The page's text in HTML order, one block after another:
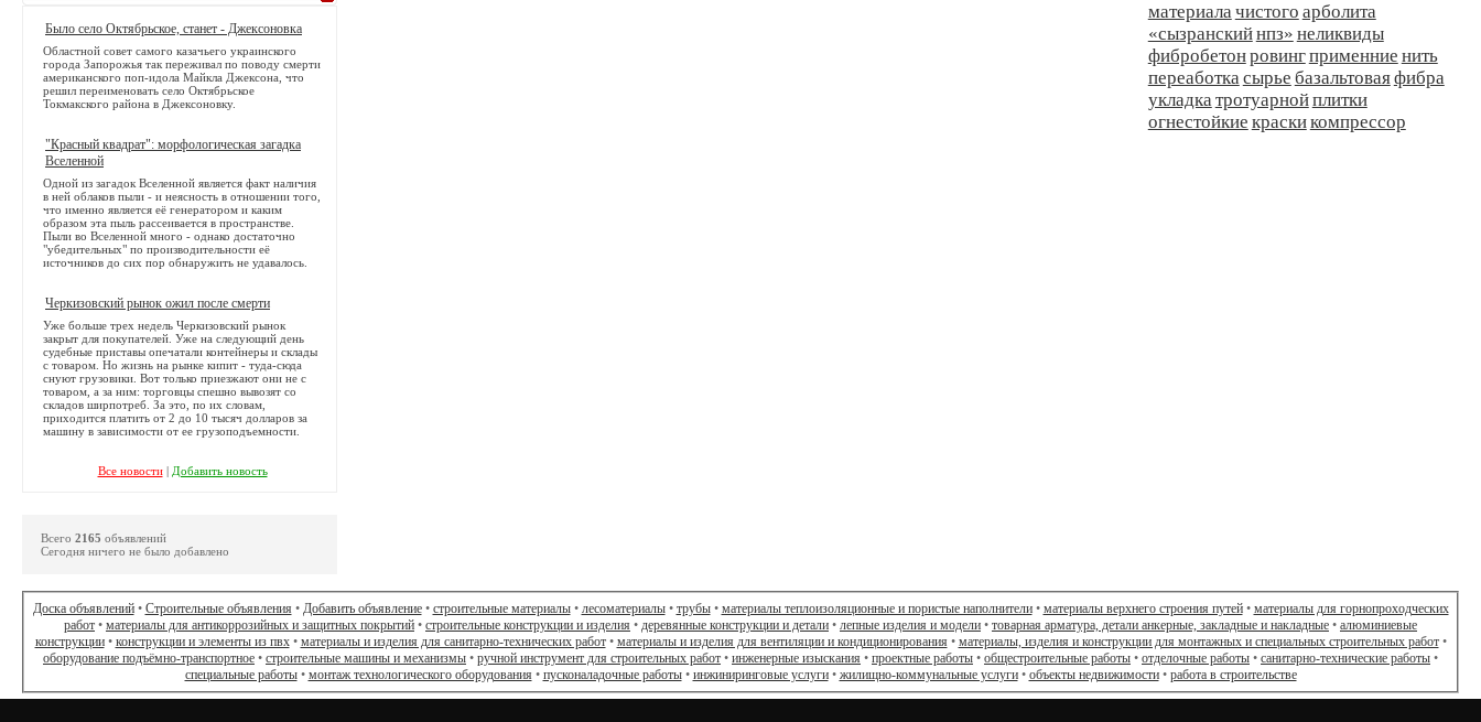
Было село Октябрьское, станет - Джексоновка
Областной совет самого казачьего украинского
города Запорожья так переживал по поводу смерти
американского поп-идола Майкла Джексона, что
решил переименовать село Октябрьское
Токмакского района в Джексоновку.
"Красный квадрат": морфологическая загадка
Вселенной
Одной из загадок Вселенной является факт наличия
в ней облаков пыли - и неясность в отношении того,
что именно является её генератором и каким
образом эта пыль рассеивается в пространстве.
Пыли во Вселенной много - однако достаточно
"убедительных" по производительности её
источников до сих пор обнаружить не удавалось.
Черкизовский рынок ожил после смерти
Уже больше трех недель Черкизовский рынок
закрыт для покупателей. Уже на следующий день
судебные приставы опечатали контейнеры и склады
с товаром. Но жизнь на рынке кипит - туда-сюда
снуют грузовики. Вот только приезжают они не с
товаром, а за ним: торговцы спешно вывозят со
складов ширпотреб. За это, по их словам,
приходится платить от 2 до 10 тысяч долларов за
машину в зависимости от ее грузоподъемности.
Все новости| Добавить новость
Всего 2165 объявлений
Сегодня ничего не было добавлено
материалачистого арболита
«сызранскийнпз» неликвиды
фибробетонровингприменние нить
переаботкасырье базальтоваяфибра
укладкатротуарнойплитки
огнестойкие краскикомпрессор
Доска объявлений• Строительные объявления • Добавить объявление• строительные материалы• лесоматериалы• трубы• материалы теплоизоляционные и пористые наполнители• материалы верхнего строения путей• материалы для горнопроходческих
работ • материалы для антикоррозийных и защитных покрытий • строительные конструкции и изделия • деревянные конструкции и детали • лепные изделия и модели • товарная арматура, детали анкерные, закладные и накладные • алюминиевые
конструкции• конструкции и элементы из пвх• материалы и изделия для санитарно-технических работ• материалы и изделия для вентиляции и кондиционирования • материалы, изделия и конструкции для монтажных и специальных строительных работ•
оборудование подъёмно-транспортное • строительные машины и механизмы • ручной инструмент для строительных работ • инженерные изыскания • проектные работы • общестроительные работы • отделочные работы • санитарно-технические работы •
специальные работы• монтаж технологического оборудования • пусконаладочные работы• инжиниринговые услуги• жилищно-коммунальные услуги• объекты недвижимости• работа в строительстве